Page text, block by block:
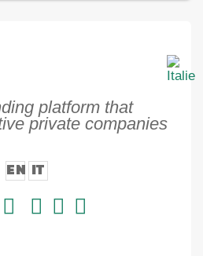
platform that
private companies
EN IT